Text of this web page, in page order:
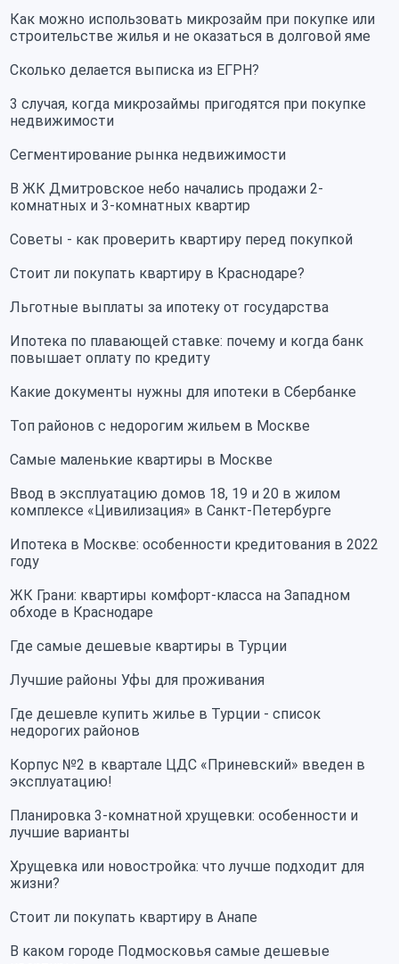
Как можно использовать микрозайм при покупке или
строительстве жилья и не оказаться в долговой яме
Сколько делается выписка из ЕГРН?
3 случая, когда микрозаймы пригодятся при покупке
недвижимости
Сегментирование рынка недвижимости
В ЖК Дмитровское небо начались продажи 2-
комнатных и 3-комнатных квартир
Советы - как проверить квартиру перед покупкой
Стоит ли покупать квартиру в Краснодаре?
Льготные выплаты за ипотеку от государства
Ипотека по плавающей ставке: почему и когда банк
повышает оплату по кредиту
Какие документы нужны для ипотеки в Сбербанке
Топ районов с недорогим жильем в Москве
Самые маленькие квартиры в Москве
Ввод в эксплуатацию домов 18, 19 и 20 в жилом
комплексе «Цивилизация» в Санкт-Петербурге
Ипотека в Москве: особенности кредитования в 2022
году
ЖК Грани: квартиры комфорт-класса на Западном
обходе в Краснодаре
Где самые дешевые квартиры в Турции
Лучшие районы Уфы для проживания
Где дешевле купить жилье в Турции - список
недорогих районов
Корпус №2 в квартале ЦДС «Приневский» введен в
эксплуатацию!
Планировка 3-комнатной хрущевки: особенности и
лучшие варианты
Хрущевка или новостройка: что лучше подходит для
жизни?
Стоит ли покупать квартиру в Анапе
В каком городе Подмосковья самые дешевые